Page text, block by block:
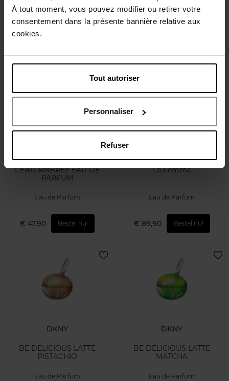
À tout moment, vous pouvez modifier ou retirer votre
consentement dans la présente bannière relative aux
cookies.
Tout autoriser
Personnaliser
Refuser
Eau de Parfum Eau de Parfum
L'EAU AMBREE EAU DE
PARFUM
Eau de Parfum
€ 47,90 Bestel nu!
La Femme
Eau de Parfum
€ 89,90 Bestel nu!
DKNY
BE DELICIOUS LATTE
PISTACHIO
Eau de Parfum
DKNY
BE DELICIOUS LATTE
MATCHA
Eau de Parfum